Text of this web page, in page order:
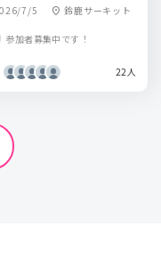
7/5 location_on 鈴鹿サーキット
参加者募集中です！
22人